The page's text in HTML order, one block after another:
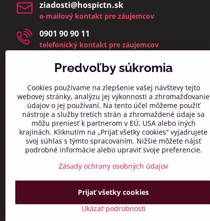
ziadosti​@hospictn​.sk
e-mailový kontakt pre záujemcov
0901 90 90 11
telefonický kontakt pre záujemcov
14:00
(zmeškané hovory a osobné návštevy mimo týchto
info​@hospictn​.sk
všeobecný kontaktný mail
0918 606 261
všeobecný telefonický kontakt
032/7417 011
všeobecný telefonický kontakt
Predvoľby súkromia
Cookies používame na zlepšenie vašej návštevy tejto
webovej stránky, analýzu jej výkonnosti a zhromažďovanie
údajov o jej používaní. Na tento účel môžeme použiť
nástroje a služby tretích strán a zhromaždené údaje sa
môžu preniesť k partnerom v EÚ, USA alebo iných
krajinách. Kliknutím na „Prijať všetky cookies“ vyjadrujete
svoj súhlas s týmto spracovaním. Nižšie môžete nájsť
podrobné informácie alebo upraviť svoje preferencie.
Zásady ochrany osobných údajov
Ukázať podrobnosti
Prijať všetky cookies